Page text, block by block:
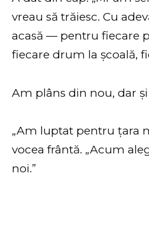
vreau să trăiesc. Cu
acasă — pentru fiecare
fiecare drum la școală,
Am plâns din nou, dar
„Am luptat pentru țara
vocea frântă. „Acum
noi.”